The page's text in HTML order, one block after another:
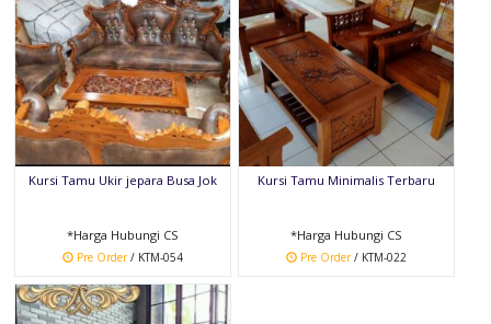
Kursi Tamu Ukir jepara Busa Jok
*Harga Hubungi CS
Pre Order/ KTM-054
Kursi Tamu Minimalis Terbaru
*Harga Hubungi CS
Pre Order/ KTM-022